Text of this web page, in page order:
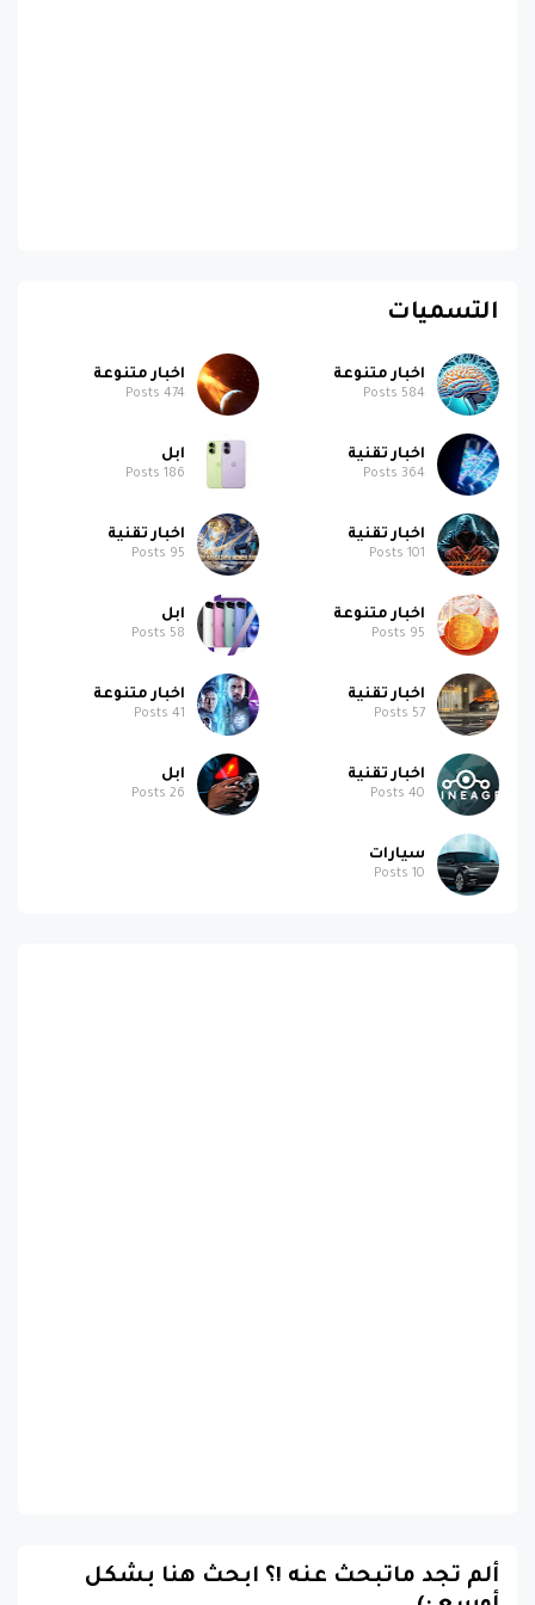
التسميات
اخبار متنوعة
584
اخبار متنوعة
474
اخبار تقنية
364
ابل
186
اخبار تقنية
101
اخبار تقنية
95
اخبار متنوعة
95
ابل
58
اخبار تقنية
57
اخبار متنوعة
41
اخبار تقنية
40
ابل
26
سيارات
10
ألم تجد ماتبحث عنه !؟ ابحث هنا بشكل